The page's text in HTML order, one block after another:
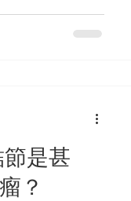
是甚
？